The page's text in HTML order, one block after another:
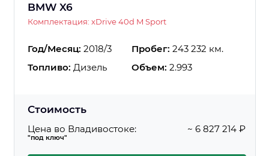
BMW X6
Комплектация: xDrive 40d M Sport
Год/Месяц: 2018/3 Пробег: 243 232 км.
Топливо: Дизель Объем: 2.993
Стоимость
Цена во Владивостоке:
"под ключ"
~ 6 827 214 ₽